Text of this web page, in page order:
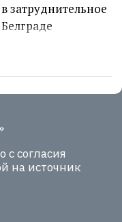
затруднительное
с согласия
на источник